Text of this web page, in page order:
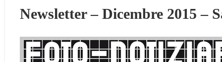
Newsletter – Dicembre 2015 –